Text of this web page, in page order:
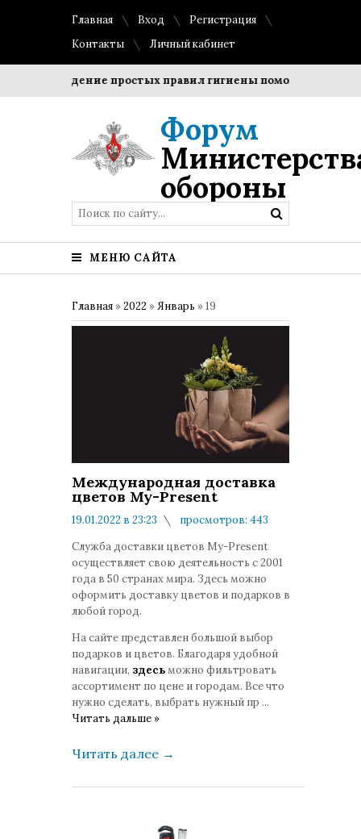
Главная Вход
Регистрация
Контакты
Личный кабинет
Соблюдение простых правил гигиены помогает
Форум
обороны
МЕНЮ САЙТА
Главная »2022 »Январь »19
Международная доставка
цветов My-Present
19.01.2022 в 23:23
просмотров: 443
Служба доставки цветов My-Present
осуществляет свою деятельность с 2001
года в 50 странах мира. Здесь можно
оформить доставку цветов и подарков в
любой город.
На сайте представлен большой выбор
подарков и цветов. Благодаря удобной
навигации, здесьможно фильтровать
ассортимент по цене и городам. Все что
нужно сделать, выбрать нужный пр ...
Читать дальше »
Читать далее →